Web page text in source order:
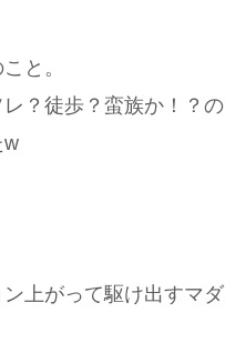
と。
？徒歩？蛮族か！？
w
上がって駆け出すマダ